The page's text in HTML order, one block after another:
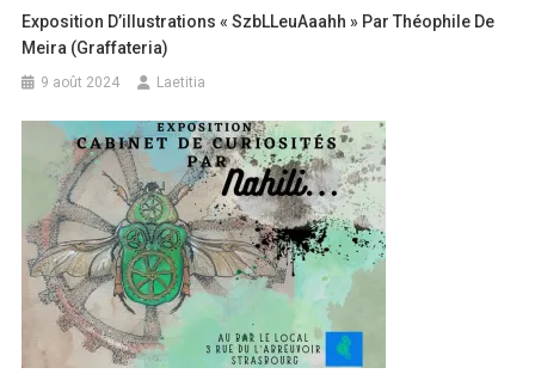
Exposition D’illustrations « SzbLLeuAaahh » Par Théophile De
Meira (Graffateria)
9 août 2024 Laetitia